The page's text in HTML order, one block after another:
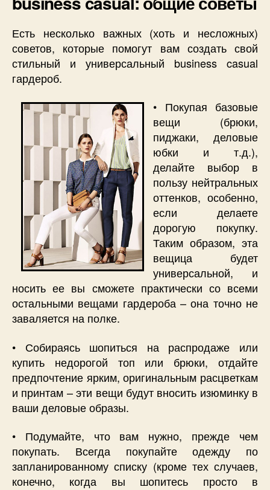
Есть несколько важных (хоть и несложных)
советов, которые помогут вам создать свой
стильный и универсальный business casual
гардероб.
• Покупая базовые
вещи (брюки,
пиджаки, деловые
юбки и т.д.),
делайте выбор в
пользу нейтральных
оттенков, особенно,
если делаете
дорогую покупку.
Таким образом, эта
вещица будет
универсальной, и
носить ее вы сможете практически со всеми
остальными вещами гардероба – она точно не
заваляется на полке.
• Собираясь шопиться на распродаже или
купить недорогой топ или брюки, отдайте
предпочтение ярким, оригинальным расцветкам
и принтам – эти вещи будут вносить изюминку в
ваши деловые образы.
• Подумайте, что вам нужно, прежде чем
покупать. Всегда покупайте одежду по
запланированному списку (кроме тех случаев,
конечно, когда вы шопитесь просто в